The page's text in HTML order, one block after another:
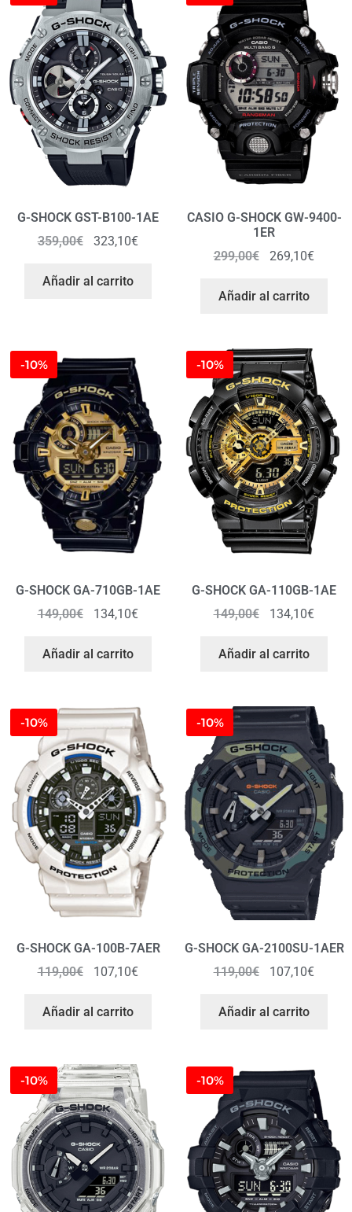
G-SHOCK GST-B100-1AE
359,00€ 323,10€
Añadir al carrito
CASIO G-SHOCK GW-9400-
1ER
299,00€ 269,10€
Añadir al carrito
-10%
G-SHOCK GA-710GB-1AE
149,00€ 134,10€
Añadir al carrito
-10%
G-SHOCK GA-110GB-1AE
149,00€ 134,10€
Añadir al carrito
-10%
G-SHOCK GA-100B-7AER
119,00€ 107,10€
Añadir al carrito
-10%
G-SHOCK GA-2100SU-1AER
119,00€ 107,10€
Añadir al carrito
-10% -10%